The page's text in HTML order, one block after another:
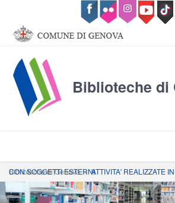
Salta al contenuto principale
Biblioteche di
Biblioteche di Genova»
ATTIVITA' REALIZZATE IN COLLABORAZIONE CON SOGGETTI ESTERNI